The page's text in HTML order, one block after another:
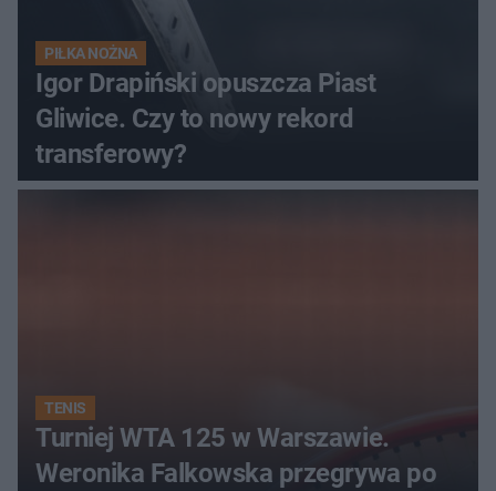
PIŁKA NOŻNA
Igor Drapiński opuszcza Piast
Gliwice. Czy to nowy rekord
transferowy?
TENIS
Turniej WTA 125 w Warszawie.
Weronika Falkowska przegrywa po